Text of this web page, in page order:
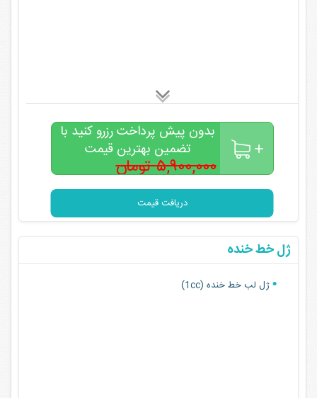
بدون پیش پرداخت رزرو کنید با
تضمین بهترین قیمت
۵,۹۰۰,۰۰۰ تومان
۴,۹۰۰,۰۰۰تومان
دریافت قیمت
ژل خط خنده
ژل لب خط خنده (1cc)